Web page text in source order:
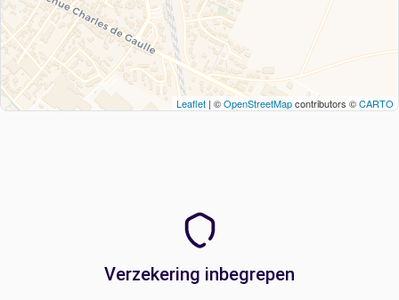
Leaflet | ©OpenStreetMapcontributors ©CARTO
Verzekering inbegrepen